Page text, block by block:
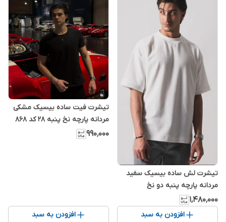
تیشرت لش ساده بیسیک سفید
مردانه پارچه پنبه دو نخ
۱٬۴۸۰٬۰۰۰
افزودن به سبد
تیشرت فیت ساده بیسیک مشکی
مردانه پارچه نخ پنبه ۲۸ کد ۸۶۸
۹۹۰٬۰۰۰
افزودن به سبد